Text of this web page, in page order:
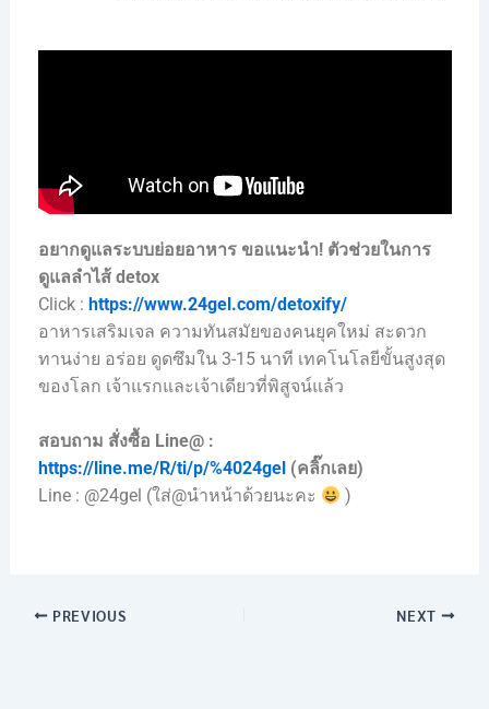
อยากดูแลระบบย่อยอาหาร ขอแนะนำ! ตัวช่วยในการ
ดูแลลำไส้ detox
Click : https://www.24gel.com/detoxify/
อาหารเสริมเจล ความทันสมัยของคนยุคใหม่ สะดวก
ทานง่าย อร่อย ดูดซึมใน 3-15 นาที เทคโนโลยีขั้นสูงสุด
ของโลก เจ้าแรกและเจ้าเดียวที่พิสูจน์แล้ว
สอบถาม สั่งซื้อ Line@ :
https://line.me/R/ti/p/%4024gel (คลิ๊กเลย)
Line : @24gel (ใส่@นำหน้าด้วยนะคะ
)
PREVIOUS NEXT